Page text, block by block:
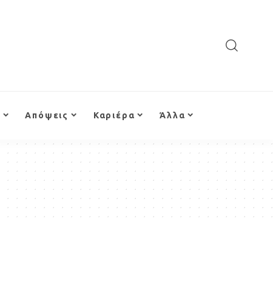
Απόψεις Καριέρα Άλλα